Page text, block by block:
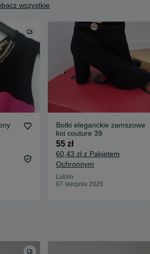
wszystkie
Botki eleganckie zamszowe
koi couture 39
55 zł
60,43 zł z Pakietem
Ochronnym
Lublin
07 sierpnia 2026